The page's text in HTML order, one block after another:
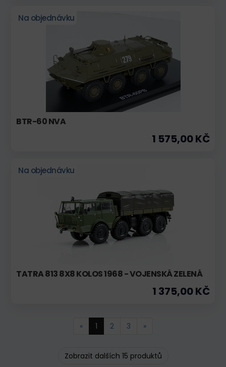
Na objednávku
BTR-60 NVA
1 575,00 KČ
Na objednávku
TATRA 813 8X8 KOLOS 1968 - VOJENSKÁ ZELENÁ
1 375,00 KČ
« 1 2 3 »
Zobrazit dalších 15 produktů